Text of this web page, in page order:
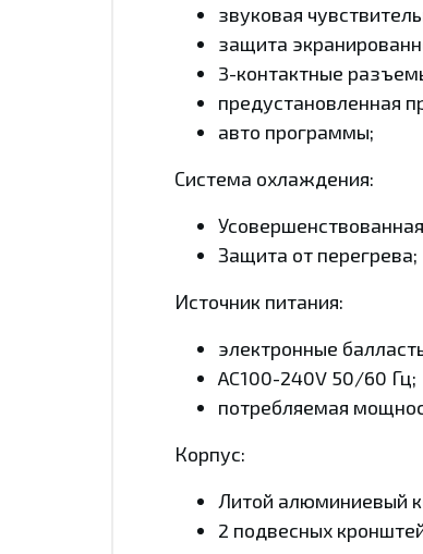
звуковая
защита
3-контактные
предустановленная
авто программы;
Система охлаждения:
Защита от перегрева;
Источник питания:
электронные
AC100-240V 50/60 Гц;
потребляемая
Корпус:
Литой алюминиевый
2 подвесных